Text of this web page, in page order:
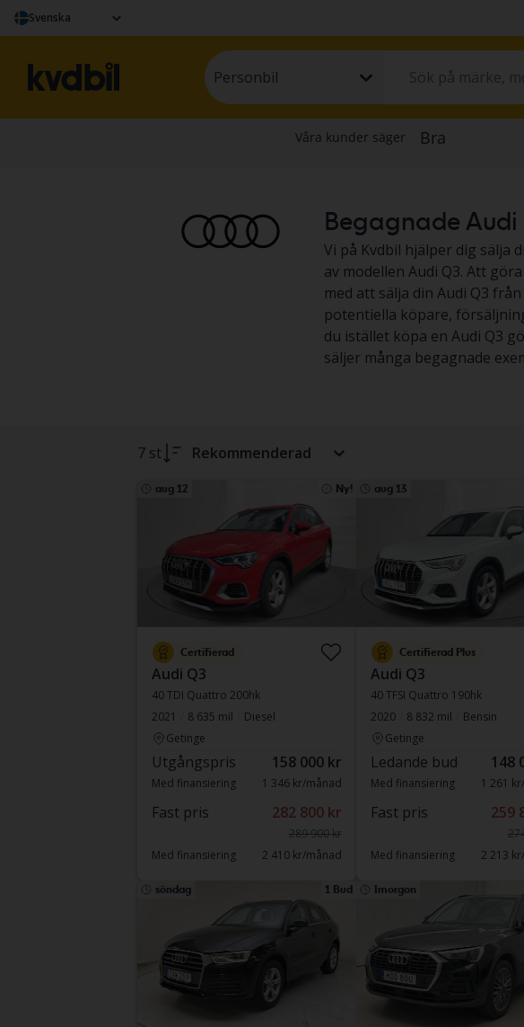
Svenska
Personbil
Begagnade
Vi på Kvdbil hjälper dig sälja
av modellen Audi Q3. Att
med att sälja din Audi Q3
potentiella köpare,
du istället köpa en Audi Q3
säljer många begagnade
7 st Rekommenderad
aug 12 Ny!
Certifierad
Audi Q3
40 TDI Quattro 200hk
2021
8 635 mil
Diesel
Getinge
Utgångspris 158 000 kr
Med finansiering 1 346 kr/månad
Fast pris 282 800 kr
289 900 kr
Med finansiering
2 410 kr/månad
aug 13
Certifierad Plus
Audi Q3
40 TFSI Quattro 190hk
2020
8 832 mil
Bensin
Getinge
Ledande bud 148
Med finansiering 1 261
Fast pris 259
Med finansiering
2 213
söndag 1 Bud Imorgon